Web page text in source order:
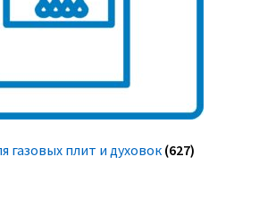
газовых плит и духовок (627)